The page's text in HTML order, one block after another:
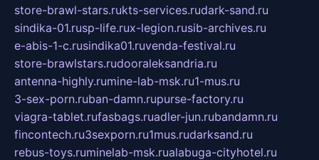
store-brawl-stars.rukts-services.rudark-sand.ru
sindika-01.rusp-life.rux-legion.rusib-archives.ru
e-abis-1-c.rusindika01.ruvenda-festival.ru
store-brawlstars.rudooraleksandria.ru
antenna-highly.rumine-lab-msk.ru1-mus.ru
3-sex-porn.ruban-damn.rupurse-factory.ru
viagra-tablet.rufasbags.ruadler-jun.rubandamn.ru
fincontech.ru3sexporn.ru1mus.rudarksand.ru
rebus-toys.ruminelab-msk.rualabuga-cityhotel.ru